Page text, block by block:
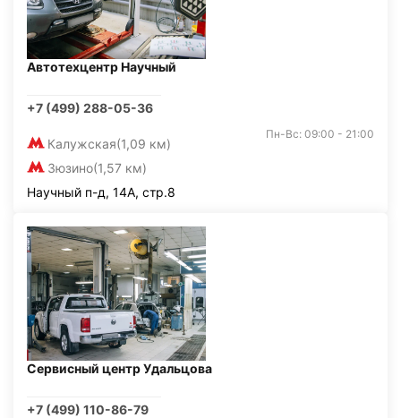
Автотехцентр Научный
+7 (499) 288-05-36
Калужская(1,09 км)
Зюзино(1,57 км)
Пн-Вс: 09:00 - 21:00
Научный п-д, 14А, стр.8
Сервисный центр Удальцова
+7 (499) 110-86-79